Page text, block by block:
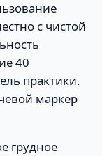
с чистой
40
практики.
маркер
грудное